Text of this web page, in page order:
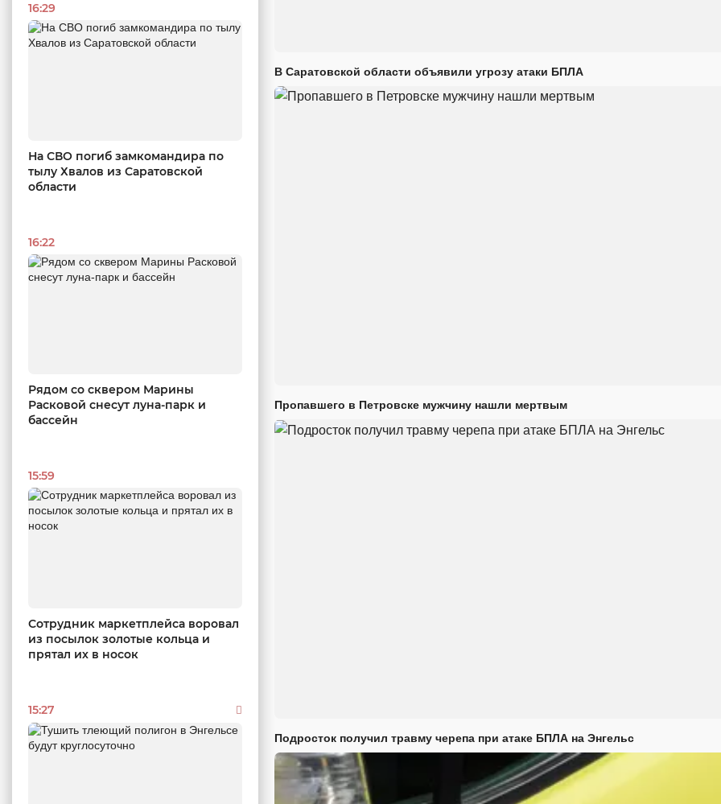
16:29
На СВО погиб замкомандира по
тылу Хвалов из Саратовской
области
16:22
Рядом со сквером Марины
Расковой снесут луна-парк и
бассейн
15:59
Сотрудник маркетплейса воровал
из посылок золотые кольца и
прятал их в носок
15:27
В Саратовской области объявили угрозу атаки БПЛА
Пропавшего в Петровске мужчину нашли мертвым
Подросток получил травму черепа при атаке БПЛА на Энгельс